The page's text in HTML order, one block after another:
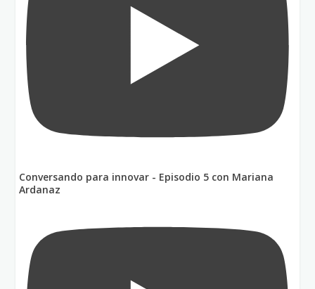
Conversando para innovar - Episodio 5 con Mariana
Ardanaz